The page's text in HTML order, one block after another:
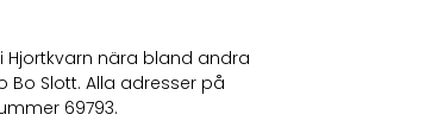
Hjortkvarn nära bland andra
Bo Slott. Alla adresser på
69793.